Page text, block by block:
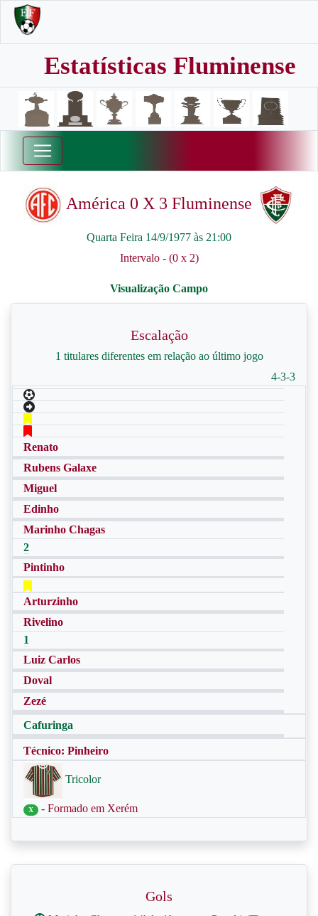
Estatísticas Fluminense
América 0 X 3 Fluminense
Quarta Feira 14/9/1977 às 21:00
Intervalo - (0 x 2)
Escalação
1 titulares diferentes em relação ao último jogo
4-3-3
Renato
Rubens Galaxe
Miguel
Edinho
Marinho Chagas
2
Pintinho
Arturzinho
Rivelino
1
Luiz Carlos
Doval
Zezé
Cafuringa
Técnico: Pinheiro
Tricolor
X - Formado em Xerém
Gols